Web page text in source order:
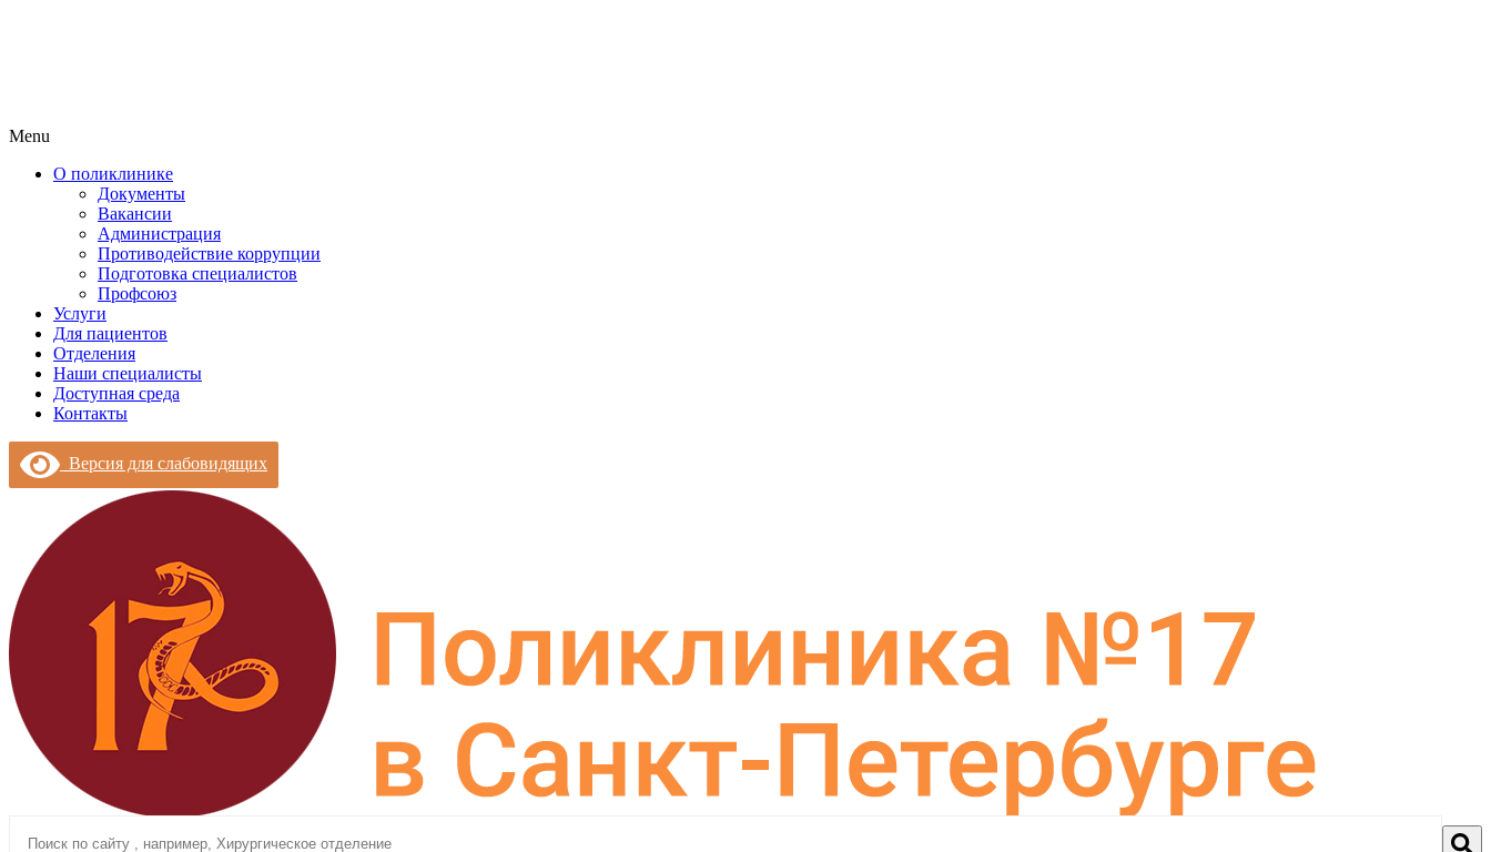
Menu
О поликлинике
Документы
Вакансии
Администрация
Противодействие коррупции
Подготовка специалистов
Профсоюз
Услуги
Для пациентов
Отделения
Наши специалисты
Доступная среда
Контакты
Версия для слабовидящих